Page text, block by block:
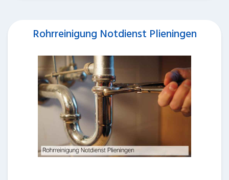
Rohrreinigung Notdienst Plieningen